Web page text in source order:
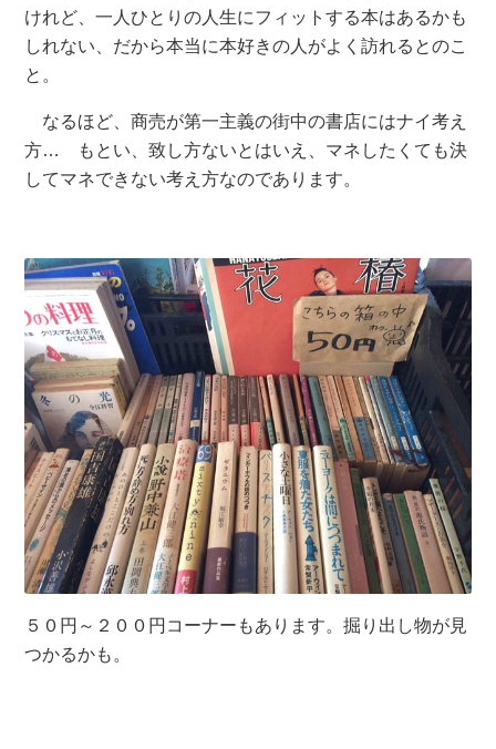
けれど、一人ひとりの人生にフィットする本はあるかも
しれない、だから本当に本好きの人がよく訪れるとのこ
と。
なるほど、商売が第一主義の街中の書店にはナイ考え
方… もとい、致し方ないとはいえ、マネしたくても決
してマネできない考え方なのであります。
５０円～２００円コーナーもあります。掘り出し物が見
つかるかも。